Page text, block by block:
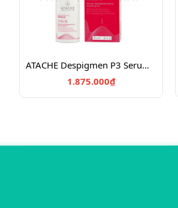
ATACHE Despigmen P3 Serum/Serum dưỡng trắng da 30ml
1.875.000₫